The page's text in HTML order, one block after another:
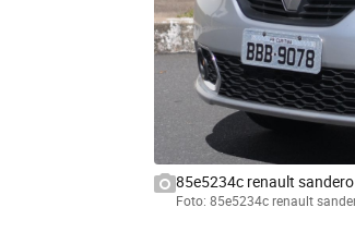
85e5234c renault
Foto: 85e5234c renault